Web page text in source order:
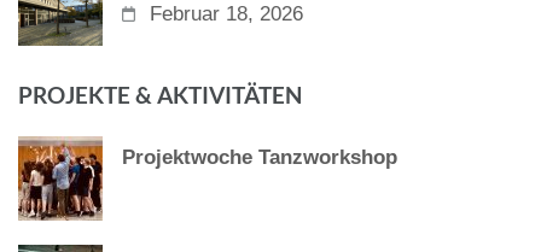
Februar 18, 2026
PROJEKTE & AKTIVITÄTEN
Projektwoche Tanzworkshop